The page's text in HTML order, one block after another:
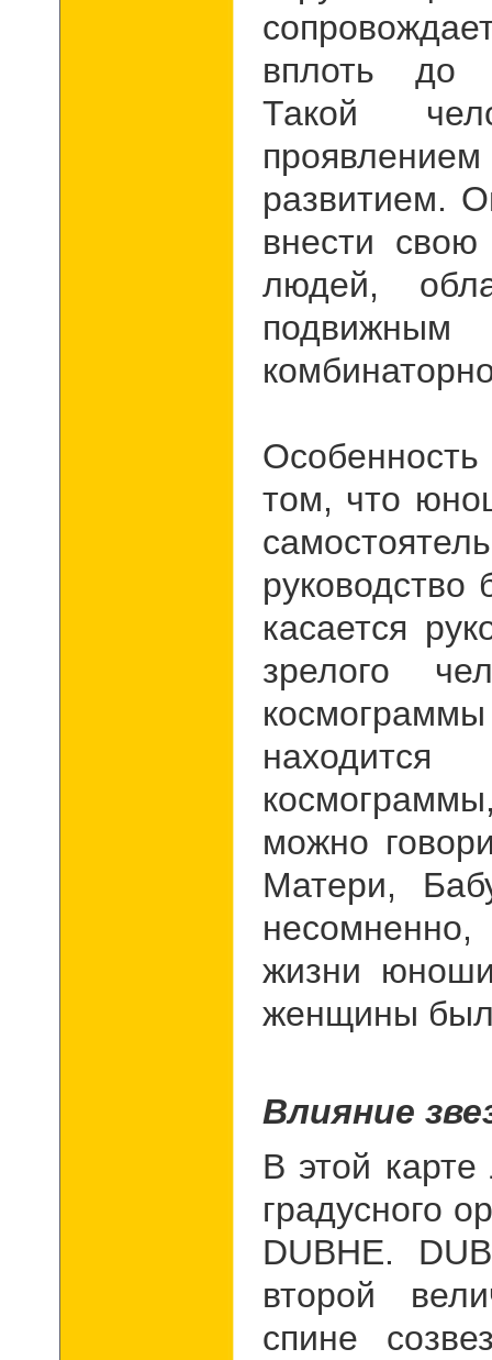
вплоть до
Такой
развитием.
внести
людей,
том, что
руководство
касается
зрелого
можно
Матери,
жизни
женщины
Влияние
В этой
градусного
DUBHE.
второй
спине